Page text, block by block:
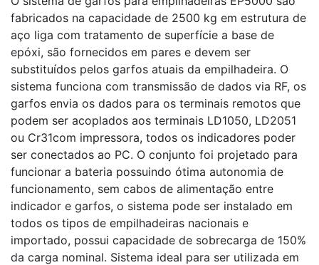
fabricados na capacidade de 2500 kg em estrutura de
aço liga com tratamento de superfície a base de
epóxi, são fornecidos em pares e devem ser
substituídos pelos garfos atuais da empilhadeira. O
sistema funciona com transmissão de dados via RF, os
garfos envia os dados para os terminais remotos que
podem ser acoplados aos terminais LD1050, LD2051
ou Cr31com impressora, todos os indicadores poder
ser conectados ao PC. O conjunto foi projetado para
funcionar a bateria possuindo ótima autonomia de
funcionamento, sem cabos de alimentação entre
indicador e garfos, o sistema pode ser instalado em
todos os tipos de empilhadeiras nacionais e
importado, possui capacidade de sobrecarga de 150%
da carga nominal. Sistema ideal para ser utilizada em